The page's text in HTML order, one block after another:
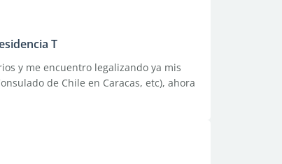
T
y me encuentro legalizando ya mis
de Chile en Caracas, etc), ahora